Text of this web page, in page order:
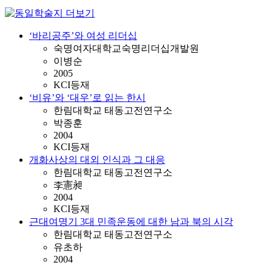
‘바리공주’와 여성 리더십
숙명여자대학교숙명리더십개발원
이병순
2005
KCI등재
‘비유’와 ‘대우’로 읽는 한시
한림대학교 태동고전연구소
박종훈
2004
KCI등재
개화사상의 대외 인식과 그 대응
한림대학교 태동고전연구소
李憲昶
2004
KCI등재
근대여명기 3대 민족운동에 대한 남과 북의 시각
한림대학교 태동고전연구소
유초하
2004